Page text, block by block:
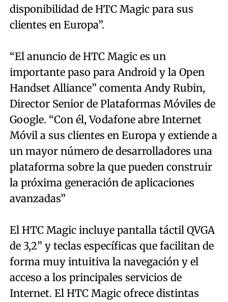
disponibilidad de HTC Magic para sus
clientes en Europa”.
“El anuncio de HTC Magic es un
importante paso para Android y la Open
Handset Alliance” comenta Andy Rubin,
Director Senior de Plataformas Móviles de
Google. “Con él, Vodafone abre Internet
Móvil a sus clientes en Europa y extiende a
un mayor número de desarrolladores una
plataforma sobre la que pueden construir
la próxima generación de aplicaciones
avanzadas”
El HTC Magic incluye pantalla táctil QVGA
de 3,2” y teclas específicas que facilitan de
forma muy intuitiva la navegación y el
acceso a los principales servicios de
Internet. El HTC Magic ofrece distintas